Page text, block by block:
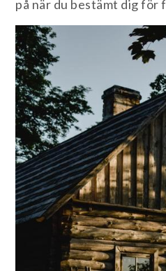
på när du bestämt dig för